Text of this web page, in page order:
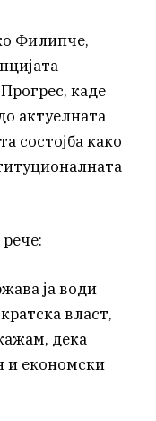
Филипче,
каде
актуелната
состојба како
ја води
власт,
дека
и економски